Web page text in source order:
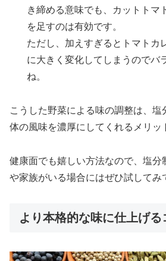
き締める意味でも、カットトマ
を足すのは有効です。
ただし、加えすぎるとトマトカ
に大きく変化してしまうのでバ
ね。
こうした野菜による味の調整は、塩
体の風味を濃厚にしてくれるメリッ
健康面でも嬉しい方法なので、塩分
や家族がいる場合にはぜひ試してみ
より本格的な味に仕上げる